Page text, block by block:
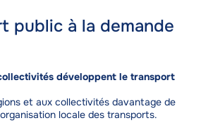
public à la demande
développent le transport
et aux collectivités davantage de
locale des transports.